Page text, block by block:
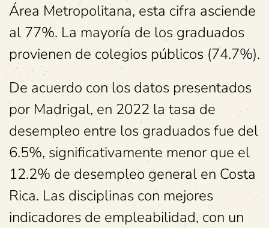
Área Metropolitana, esta cifra asciende
al 77%. La mayoría de los graduados
provienen de colegios públicos (74.7%).
De acuerdo con los datos presentados
por Madrigal, en 2022 la tasa de
desempleo entre los graduados fue del
6.5%, significativamente menor que el
12.2% de desempleo general en Costa
Rica. Las disciplinas con mejores
indicadores de empleabilidad, con un